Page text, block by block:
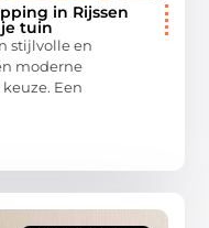
in Rijssen
tuin
stijlvolle en
moderne
Een